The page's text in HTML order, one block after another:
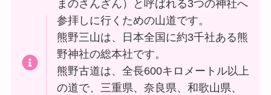
まのさんざん）と呼ばれる3つの神社へ
参拝しに行くための山道です。
熊野三山は、日本全国に約3千社ある熊
野神社の総本社です。
熊野古道は、全長600キロメートル以上
の道で、三重県、奈良県、和歌山県、